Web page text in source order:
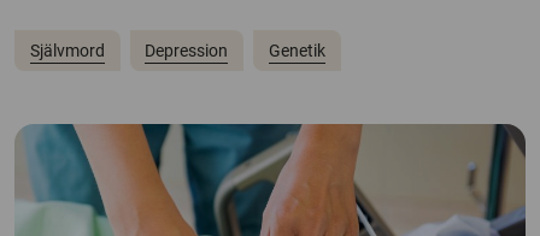
Självmord Depression Genetik